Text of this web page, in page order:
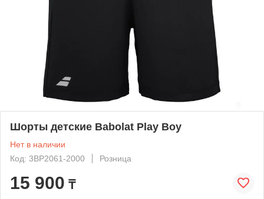
Шорты детские Babolat Play Boy
Нет в наличии
Код: 3BP2061-2000
Розница
15 900 ₸